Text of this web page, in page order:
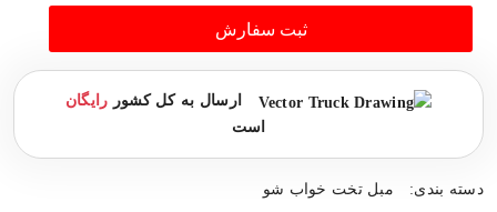
ثبت سفارش
ارسال به کل کشور رایگان
است
دسته بندی: مبل تخت خواب شو